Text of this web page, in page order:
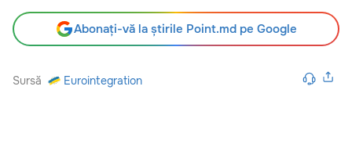
Abonați-vă la știrile Point.md pe Google
Sursă Eurointegration